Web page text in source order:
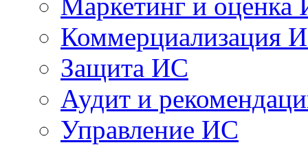
Коммерциализация
Защита ИС
Аудит и
Управление ИС